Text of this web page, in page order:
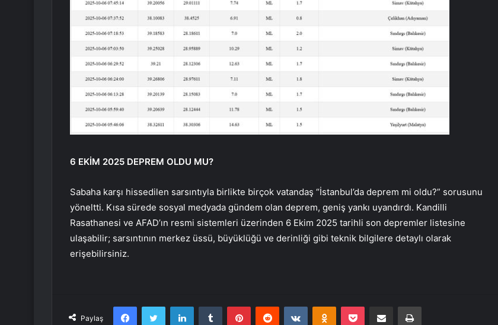
6 EKİM 2025 DEPREM OLDU MU?
Sabaha karşı hissedilen sarsıntıyla birlikte birçok vatandaş “İstanbul’da deprem mi oldu?” sorusunu
yöneltti. Kısa sürede sosyal medyada gündem olan deprem, geniş yankı uyandırdı. Kandilli
Rasathanesi ve AFAD’ın resmi sistemleri üzerinden 6 Ekim 2025 tarihli son depremler listesine
ulaşabilir; sarsıntının merkez üssü, büyüklüğü ve derinliği gibi teknik bilgilere detaylı olarak
erişebilirsiniz.
Paylaş
FacebookTwitter LinkedInTumblr PinterestReddit VKontakteOdnoklassniki
Pocket E-Posta ile paylaş Yazdır